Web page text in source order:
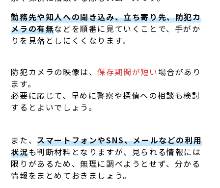
勤務先や知人への聞き込み、立ち寄り先、防犯カ
メラの有無などを順番に見ていくことで、手がか
りを見落としにくくなります。
防犯カメラの映像は、保存期間が短い場合があり
ます。
必要に応じて、早めに警察や探偵への相談も検討
するとよいでしょう。
また、スマートフォンやSNS、メールなどの利用
状況も判断材料となりますが、見られる情報には
限りがあるため、無理に調べようとせず、分かる
情報をまとめておきましょう。